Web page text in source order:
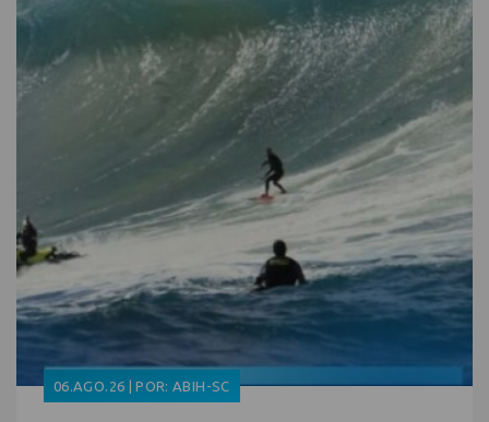
06.AGO.26 | POR: ABIH-SC